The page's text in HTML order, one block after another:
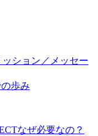
ッション／メッセー
歩み
なぜ必要なの？